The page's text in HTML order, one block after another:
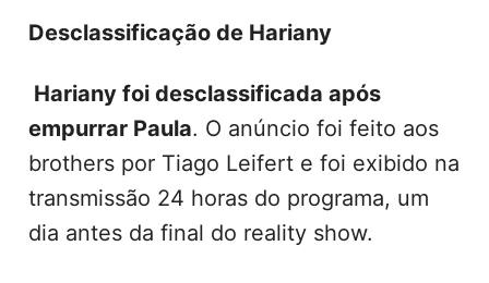
Desclassificação de Hariany
Hariany foi desclassificada após
empurrar Paula. O anúncio foi feito aos
brothers por Tiago Leifert e foi exibido na
transmissão 24 horas do programa, um
dia antes da final do reality show.